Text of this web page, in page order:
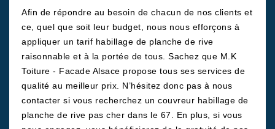
Afin de répondre au besoin de chacun de nos clients et
ce, quel que soit leur budget, nous nous efforçons à
appliquer un tarif habillage de planche de rive
raisonnable et à la portée de tous. Sachez que M.K
Toiture - Facade Alsace propose tous ses services de
qualité au meilleur prix. N’hésitez donc pas à nous
contacter si vous recherchez un couvreur habillage de
planche de rive pas cher dans le 67. En plus, si vous